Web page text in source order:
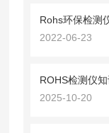
Rohs环保检测
2022-06-23
2025-10-20